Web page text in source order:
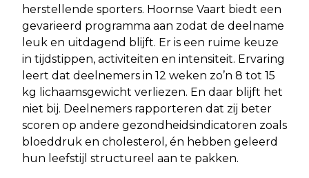
herstellende sporters. Hoornse Vaart biedt een
gevarieerd programma aan zodat de deelname
leuk en uitdagend blijft. Er is een ruime keuze
in tijdstippen, activiteiten en intensiteit. Ervaring
leert dat deelnemers in 12 weken zo’n 8 tot 15
kg lichaamsgewicht verliezen. En daar blijft het
niet bij. Deelnemers rapporteren dat zij beter
scoren op andere gezondheidsindicatoren zoals
bloeddruk en cholesterol, én hebben geleerd
hun leefstijl structureel aan te pakken.